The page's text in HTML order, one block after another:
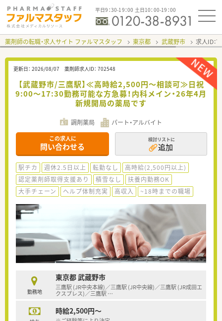
平日9：30-19：00 土日10：00-19：00
薬剤師の転職・求人サイト ファルマスタッフ 東京都 武蔵野市 求人ID：
更新日： 2026/08/07 薬剤師求人ID： 702548
【武蔵野市/三鷹駅】≪高時給2,500円～相談可≫日祝
9:00～17:30勤務可能な方急募！内科メイン・26年4月
新規開局の薬局です
調剤薬局 パート・アルバイト
この求人に
問い合わせる
検討リストに
追加
駅チカ 週休2.5日以上 転勤なし
高時給(2,500円以上)
認定薬剤師取得支援あり
積雪なし
扶養内勤務OK
大手チェーン
ヘルプ体制充実 高収入 ~18時までの職場
勤務地
東京都 武蔵野市
三鷹駅 (JR中央本線)／三鷹駅 (JR中央線)／三鷹駅 (JR成田エ
クスプレス)／三鷹駅 …
時給2,500円～